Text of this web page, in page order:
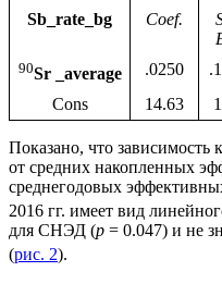
Sb_rate_bg
Coef.
90Sr _average .0250
Cons
14.63
Показано, что зависимость
от средних накопленных
среднегодовых
2016 гг. имеет вид
для СНЭД (p = 0.047) и не
(рис. 2).